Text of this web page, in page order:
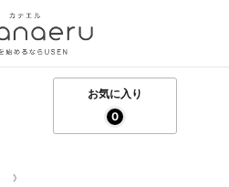
お気に入り
0